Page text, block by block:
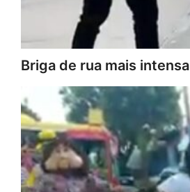
Briga de rua mais intensa